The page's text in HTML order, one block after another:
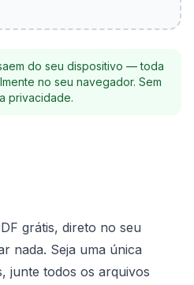
do seu dispositivo — toda
no seu navegador. Sem
privacidade.
grátis, direto no seu
nada. Seja uma única
junte todos os arquivos